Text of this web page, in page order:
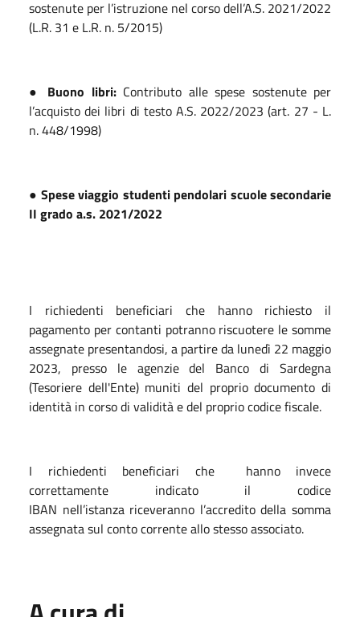
sostenute per l’istruzione nel corso dell’A.S. 2021/2022
(L.R. 31 e L.R. n. 5/2015)
● Buono libri: Contributo alle spese sostenute per
l’acquisto dei libri di testo A.S. 2022/2023 (art. 27 - L.
n. 448/1998)
● Spese viaggio studenti pendolari scuole secondarie
II grado a.s. 2021/2022
I richiedenti beneficiari che hanno richiesto il
pagamento per contanti potranno riscuotere le somme
assegnate presentandosi, a partire da lunedì 22 maggio
2023, presso le agenzie del Banco di Sardegna
(Tesoriere dell'Ente) muniti del proprio documento di
identità in corso di validità e del proprio codice fiscale.
I richiedenti beneficiari che hanno invece
correttamente indicato il codice
IBAN nell’istanza riceveranno l’accredito della somma
assegnata sul conto corrente allo stesso associato.